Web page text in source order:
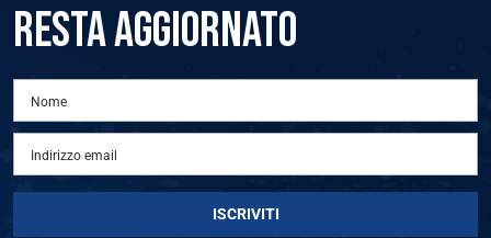
RESTA AGGIORNATO